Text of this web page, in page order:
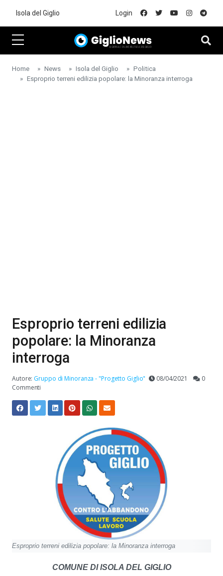
Isola del Giglio Login
Home News Isola del Giglio
Politica
Esproprio terreni edilizia popolare: la Minoranza interroga
Esproprio terreni edilizia
popolare: la Minoranza
interroga
Autore: Gruppo di Minoranza - "Progetto Giglio" 08/04/2021
0
Commenti
Esproprio terreni edilizia popolare: la Minoranza interroga
COMUNE DI ISOLA DEL GIGLIO